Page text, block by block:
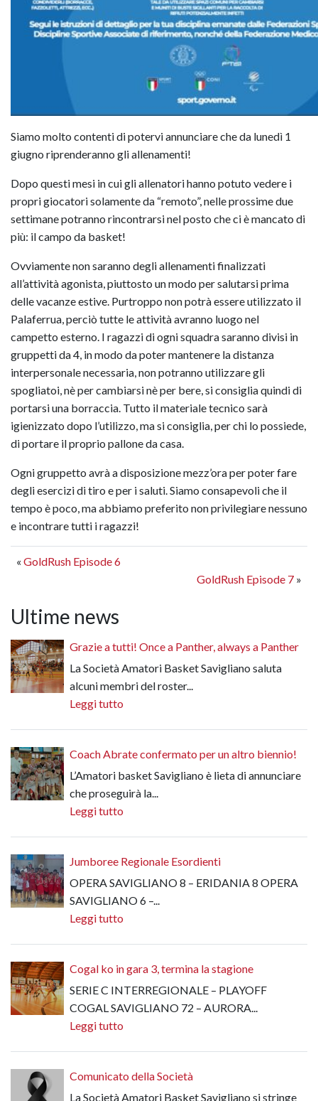
Siamo molto contenti di potervi annunciare che da lunedì 1
giugno riprenderanno gli allenamenti!
Dopo questi mesi in cui gli allenatori hanno potuto vedere i
propri giocatori solamente da “remoto”, nelle prossime due
settimane potranno rincontrarsi nel posto che ci è mancato di
più: il campo da basket!
Ovviamente non saranno degli allenamenti finalizzati
all’attività agonista, piuttosto un modo per salutarsi prima
delle vacanze estive. Purtroppo non potrà essere utilizzato il
Palaferrua, perciò tutte le attività avranno luogo nel
campetto esterno. I ragazzi di ogni squadra saranno divisi in
gruppetti da 4, in modo da poter mantenere la distanza
interpersonale necessaria, non potranno utilizzare gli
spogliatoi, nè per cambiarsi nè per bere, si consiglia quindi di
portarsi una borraccia. Tutto il materiale tecnico sarà
igienizzato dopo l’utilizzo, ma si consiglia, per chi lo possiede,
di portare il proprio pallone da casa.
Ogni gruppetto avrà a disposizione mezz’ora per poter fare
degli esercizi di tiro e per i saluti. Siamo consapevoli che il
tempo è poco, ma abbiamo preferito non privilegiare nessuno
e incontrare tutti i ragazzi!
« GoldRush Episode 6
GoldRush Episode 7 »
Ultime news
Grazie a tutti! Once a Panther, always a Panther
La Società Amatori Basket Savigliano saluta
alcuni membri del roster...
Leggi tutto
Coach Abrate confermato per un altro biennio!
L’Amatori basket Savigliano è lieta di annunciare
che proseguirà la...
Leggi tutto
Jumboree Regionale Esordienti
OPERA SAVIGLIANO 8 – ERIDANIA 8 OPERA
SAVIGLIANO 6 –...
Leggi tutto
Cogal ko in gara 3, termina la stagione
SERIE C INTERREGIONALE – PLAYOFF
COGAL SAVIGLIANO 72 – AURORA...
Leggi tutto
Comunicato della Società
La Società Amatori Basket Savigliano si stringe